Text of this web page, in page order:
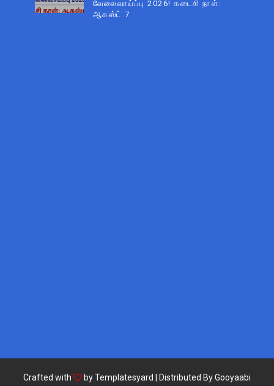
வேலைவாய்ப்பு 2026! கடைசி நாள்:
ஆகஸ்ட் 7
Crafted with byTemplatesyard | Distributed ByGooyaabi